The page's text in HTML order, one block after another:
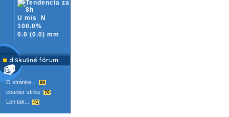
U m/s
N
100.0%
0.0 (0.0) mm
O stránke... 99
counter strike 70
Len tak... 41